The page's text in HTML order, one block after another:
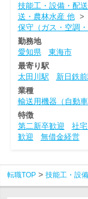
技能工・設備・配
送・農林水産 他>
保守（ガス・空調
勤務地
愛知県
東海市
最寄り駅
太田川駅
新日鉄
業種
輸送用機器（自動車
特徴
第二新卒歓迎
社
歓迎
無借金経営
転職TOP 技能工・設